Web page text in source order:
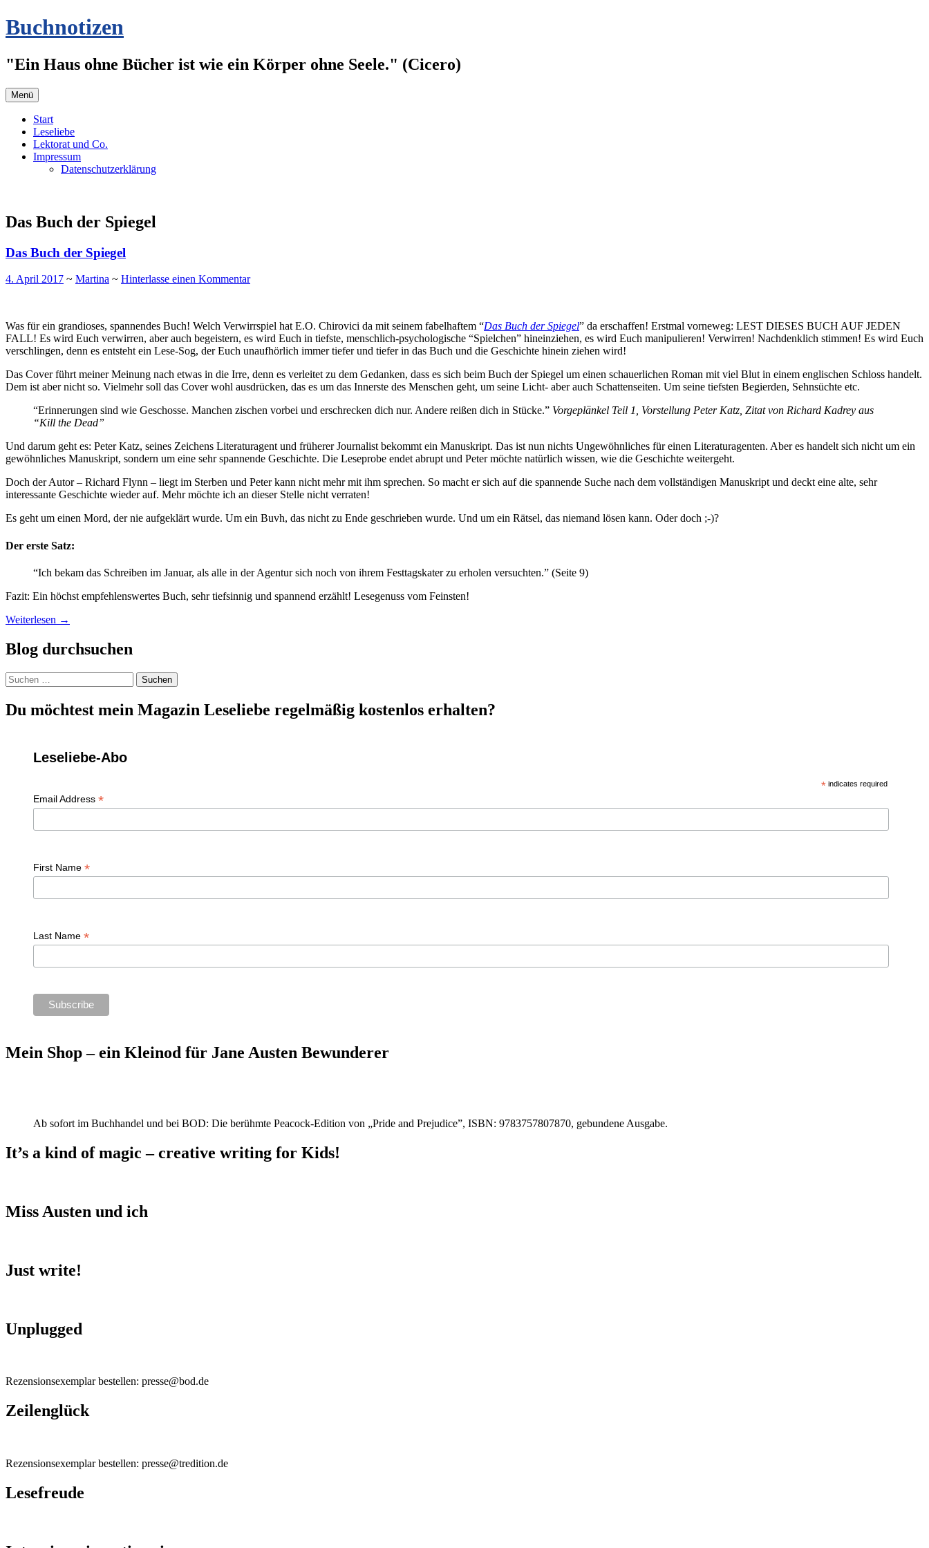
Zum
Inhalt
Buchnotizen
"Ein Haus ohne Bücher ist wie ein Körper ohne Seele." (Cicero)
Menü
Start
Leseliebe
Lektorat und Co.
Impressum
Datenschutzerklärung
Das Buch der Spiegel
Das Buch der Spiegel
4. April 2017 ~ Martina ~ Hinterlasse einen Kommentar
Was für ein grandioses, spannendes Buch! Welch Verwirrspiel hat E.O. Chirovici da mit seinem fabelhaftem “Das Buch der Spiegel” da erschaffen! Erstmal vorneweg: LEST DIESES BUCH AUF JEDEN
FALL! Es wird Euch verwirren, aber auch begeistern, es wird Euch in tiefste, menschlich-psychologische “Spielchen” hineinziehen, es wird Euch manipulieren! Verwirren! Nachdenklich stimmen! Es wird Euch
verschlingen, denn es entsteht ein Lese-Sog, der Euch unaufhörlich immer tiefer und tiefer in das Buch und die Geschichte hinein ziehen wird!
Das Cover führt meiner Meinung nach etwas in die Irre, denn es verleitet zu dem Gedanken, dass es sich beim Buch der Spiegel um einen schauerlichen Roman mit viel Blut in einem englischen Schloss handelt.
Dem ist aber nicht so. Vielmehr soll das Cover wohl ausdrücken, das es um das Innerste des Menschen geht, um seine Licht- aber auch Schattenseiten. Um seine tiefsten Begierden, Sehnsüchte etc.
“Erinnerungen sind wie Geschosse. Manchen zischen vorbei und erschrecken dich nur. Andere reißen dich in Stücke.” Vorgeplänkel Teil 1, Vorstellung Peter Katz, Zitat von Richard Kadrey aus
“Kill the Dead”
Und darum geht es: Peter Katz, seines Zeichens Literaturagent und früherer Journalist bekommt ein Manuskript. Das ist nun nichts Ungewöhnliches für einen Literaturagenten. Aber es handelt sich nicht um ein
gewöhnliches Manuskript, sondern um eine sehr spannende Geschichte. Die Leseprobe endet abrupt und Peter möchte natürlich wissen, wie die Geschichte weitergeht.
Doch der Autor – Richard Flynn – liegt im Sterben und Peter kann nicht mehr mit ihm sprechen. So macht er sich auf die spannende Suche nach dem vollständigen Manuskript und deckt eine alte, sehr
interessante Geschichte wieder auf. Mehr möchte ich an dieser Stelle nicht verraten!
Es geht um einen Mord, der nie aufgeklärt wurde. Um ein Buvh, das nicht zu Ende geschrieben wurde. Und um ein Rätsel, das niemand lösen kann. Oder doch ;-)?
Der erste Satz:
“Ich bekam das Schreiben im Januar, als alle in der Agentur sich noch von ihrem Festtagskater zu erholen versuchten.” (Seite 9)
Fazit: Ein höchst empfehlenswertes Buch, sehr tiefsinnig und spannend erzählt! Lesegenuss vom Feinsten!
Weiterlesen →
Blog durchsuchen
Suchen
nach:
Du möchtest mein Magazin Leseliebe regelmäßig kostenlos erhalten?
Leseliebe-Abo
* indicates required
Email Address *
First Name *
Last Name *
Mein Shop – ein Kleinod für Jane Austen Bewunderer
Ab sofort im Buchhandel und bei BOD: Die berühmte Peacock-Edition von „Pride and Prejudice”, ISBN: 9783757807870, gebundene Ausgabe.
It’s a kind of magic – creative writing for Kids!
Miss Austen und ich
Just write!
Unplugged
Rezensionsexemplar bestellen: presse@bod.de
Zeilenglück
Rezensionsexemplar bestellen: presse@tredition.de
Lesefreude